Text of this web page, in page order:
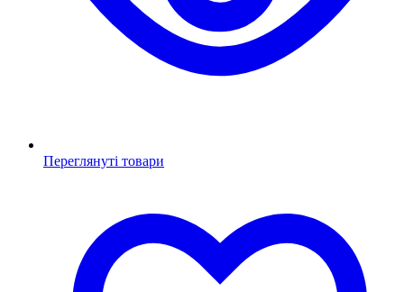
Переглянуті товари